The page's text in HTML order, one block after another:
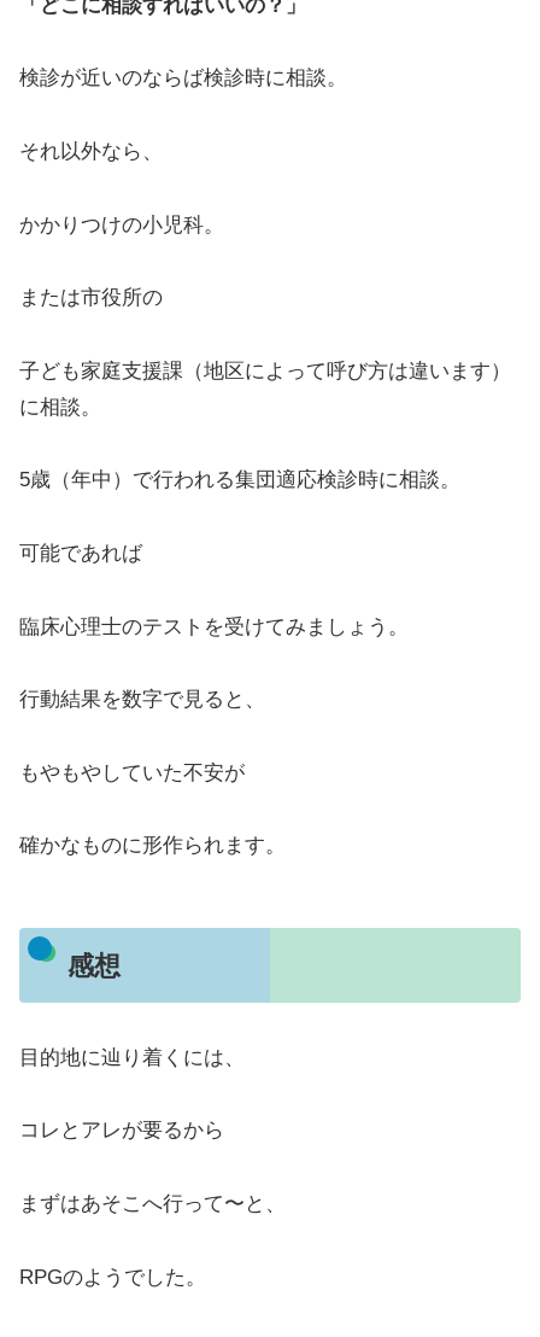
「どこに相談すればいいの？」
検診が近いのならば検診時に相談。
それ以外なら、
かかりつけの小児科。
または市役所の
子ども家庭支援課（地区によって呼び方は違います）
に相談。
5歳（年中）で行われる集団適応検診時に相談。
可能であれば
臨床心理士のテストを受けてみましょう。
行動結果を数字で見ると、
もやもやしていた不安が
確かなものに形作られます。
感想
目的地に辿り着くには、
コレとアレが要るから
まずはあそこへ行って〜と、
RPGのようでした。